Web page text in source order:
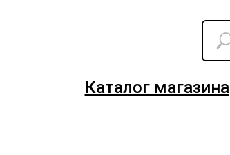
Каталог магазина